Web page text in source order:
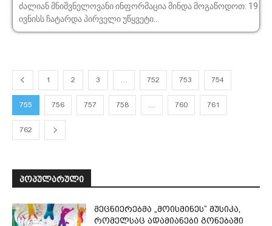
ძალიან მნიშვნელოვანი ინფორმაცია მინდა მოგაწოდოთ: 19
ივნისს ჩატარდა პირველი უწყვეტი...
1 2 3 752 753 754
755 756 757 758 760 761
762
ᲞᲝᲞᲣᲚᲐᲠᲣᲚᲘ
მეცნიერებმა „მოისმინეს“ მუსიკა,
რომელსაც ადამიანები გონებაში